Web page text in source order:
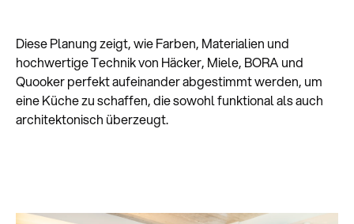
Diese Planung zeigt, wie Farben, Materialien und
hochwertige Technik von Häcker, Miele, BORA und
Quooker perfekt aufeinander abgestimmt werden, um
eine Küche zu schaffen, die sowohl funktional als auch
architektonisch überzeugt.